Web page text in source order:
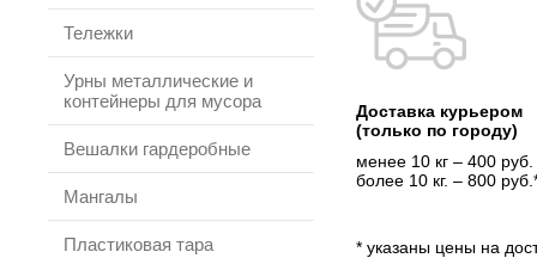
Тележки
Урны металлические и
контейнеры для мусора
Вешалки гардеробные
Мангалы
Пластиковая тара
Доставка курьером
(только по городу)
менее 10 кг – 400 руб.
более 10 кг. – 800
* указаны цены на